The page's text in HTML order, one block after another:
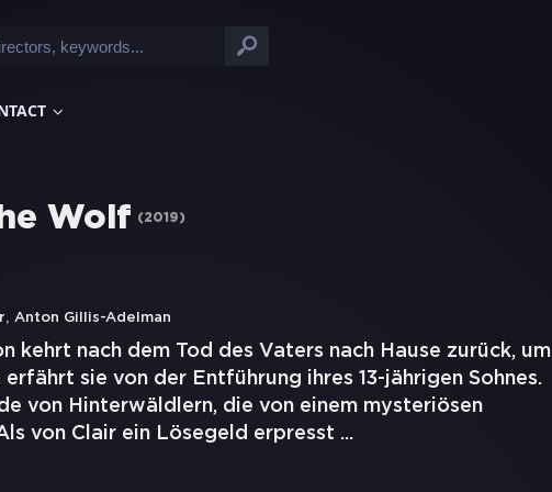
Wolf (2019)
, Anton Gillis-Adelman
kehrt nach dem Tod des Vaters nach Hause zurück, um
sie von der Entführung ihres 13-jährigen Sohnes.
von Hinterwäldlern, die von einem mysteriösen
von Clair ein Lösegeld erpresst ...